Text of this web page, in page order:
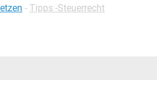
- Tipps -Steuerrecht